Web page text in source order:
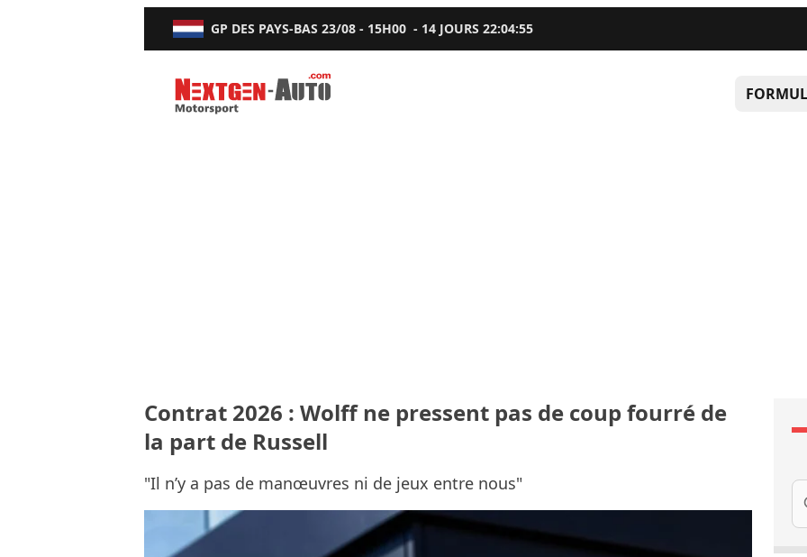
GP DES PAYS-BAS 23/08 - 15H00 - 14 JOURS22:04:54
Nextgen-Auto.com
Contrat 2026 : Wolff ne pressent pas de coup fourré de
la part de Russell
"Il n’y a pas de manœuvres ni de jeux entre nous"